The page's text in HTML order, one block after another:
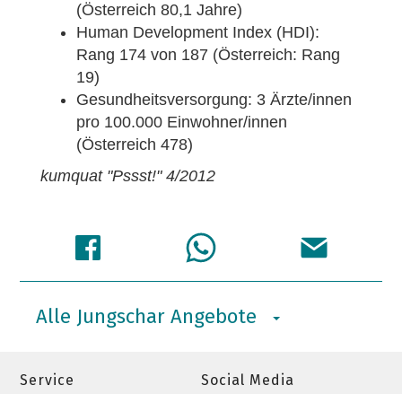
(Österreich 80,1 Jahre)
Human Development Index (HDI):
Rang 174 von 187 (Österreich: Rang
19)
Gesundheitsversorgung: 3 Ärzte/innen
pro 100.000 Einwohner/innen
(Österreich 478)
kumquat "Pssst!" 4/2012
Alle Jungschar Angebote
Service Social Media